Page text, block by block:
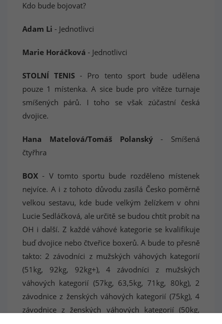
Kdo bude bojovat?
Adam Li - Jednotlivci
Marie Horáčková - Jednotlivci
STOLNÍ TENIS - Pro tento sport bude udělena
pouze 1 místenka. A sice bude pro vítěze turnaje
smíšených párů. I toho se však zúčastní česká
dvojice.
Hana Matelová/Tomáš Polanský- Smíšená
čtyřhra
BOX - V tomto sportu bude rozděleno místenek
nejvíce. A i z tohoto důvodu zasílá Česko poměrně
velkou sestavu, kde bude velkým želízkem v ohni
Lucie Sedláčková, ale určitě se budou chtít probít na
OH i další. Z každé váhové kategorie se kvalifikuje
buď dvojice nebo čtveřice boxerů. A bude to přesně
takto: 2 závodníci z mužských váhových kategorií
(51kg, 92kg, 92kg+), 4 závodníci z mužských
váhových kategorií (57kg, 63,5kg, 71kg, 80kg), 2
závodnice z ženských váhových kategorií (75kg), 4
závodnice z ženských váhových kategorií (50kg,